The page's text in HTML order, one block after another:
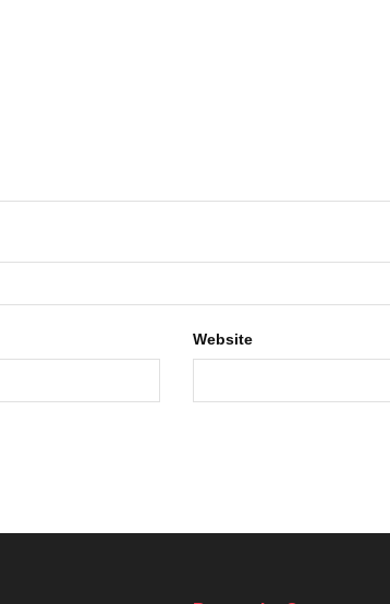
Website